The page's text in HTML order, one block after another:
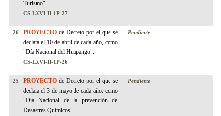
Turismo".
CS-LXVI-II-1P-27
26 PROYECTOde Decreto por el que se
declara el 10 de abril de cada año, como
"Día Nacional del Huapango".
CS-LXVI-II-1P-26
Pendiente
25 PROYECTOde Decreto por el que se
declara el 3 de mayo de cada año, como
"Día Nacional de la prevención de
Desastres Químicos".
Pendiente